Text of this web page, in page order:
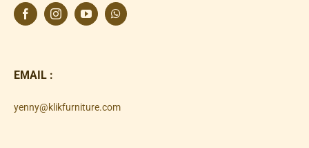
EMAIL :
yenny@klikfurniture.com